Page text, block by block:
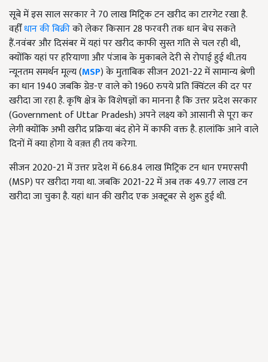
सूबे में इस साल सरकार ने 70 लाख मिट्रिक टन खरीद का टारगेट रखा है.
वहीँधान की बिक्रीको लेकर किसान 28 फरवरी तक धान बेच सकते
हैं.नवंबर और दिसंबर में यहां पर खरीद काफी सुस्त गति से चल रही थी,
क्योंकि यहां पर हरियाणा और पंजाब के मुकाबले देरी से रोपाई हुई थी.तय
न्यूनतम समर्थन मूल्य (MSP) के मुताबिक सीजन 2021-22 में सामान्य श्रेणी
का धान 1940 जबकि ग्रेड-ए वाले को 1960 रुपये प्रति क्विंटल की दर पर
खरीदा जा रहा है. कृषि क्षेत्र के विशेषज्ञों का मानना है कि उत्तर प्रदेश सरकार
(Government of Uttar Pradesh) अपने लक्ष्य को आसानी से पूरा कर
लेगी क्योंकि अभी खरीद प्रक्रिया बंद होने में काफी वक्त है. हालांकि आने वाले
दिनों में क्या होगा ये वक़्त ही तय करेगा.
सीजन 2020-21 में उत्तर प्रदेश में 66.84 लाख मिट्रिक टन धान एमएसपी
(MSP) पर खरीदा गया था. जबकि 2021-22 में अब तक 49.77 लाख टन
खरीदा जा चुका है. यहां धान की खरीद एक अक्‍टूबर से शुरू हुई थी.